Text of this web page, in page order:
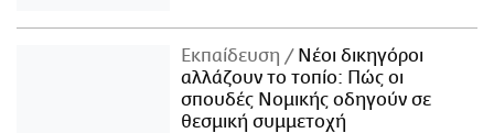
Εκπαίδευση
Νέοι δικηγόροι
αλλάζουν το τοπίο: Πώς οι
σπουδές Νομικής οδηγούν σε
θεσμική συμμετοχή